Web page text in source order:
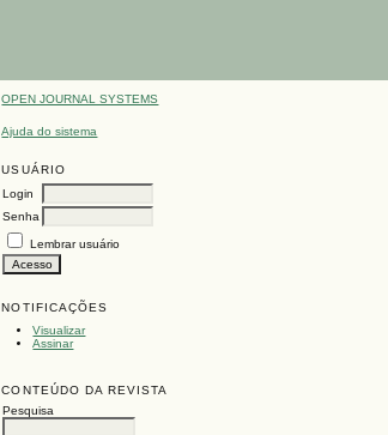
OPEN JOURNAL SYSTEMS
Ajuda do sistema
USUÁRIO
Login
Senha
Lembrar usuário
NOTIFICAÇÕES
Visualizar
Assinar
CONTEÚDO DA REVISTA
Pesquisa